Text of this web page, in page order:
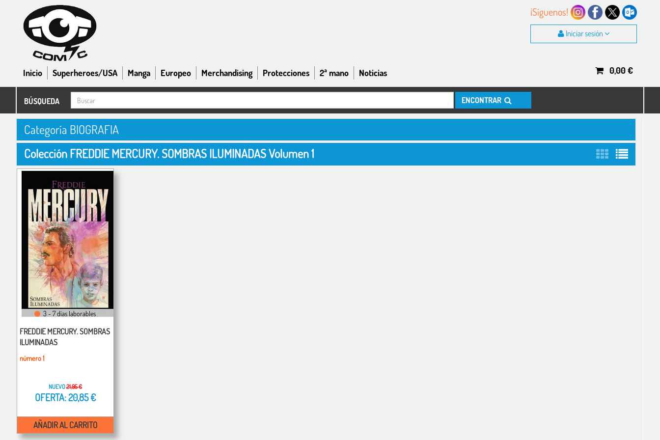
¡Síguenos!
Iniciar sesión
Inicio Superheroes/USA Manga Europeo Merchandising Protecciones 2ª mano Noticias 0,00€
BÚSQUEDA ENCONTRAR
Categoría BIOGRAFIA
Colección FREDDIE MERCURY. SOMBRAS ILUMINADAS Volumen 1
3 - 7 días laborables
FREDDIE MERCURY. SOMBRAS
ILUMINADAS
número 1
NUEVO21,95 €
OFERTA: 20,85 €
AÑADIR AL CARRITO